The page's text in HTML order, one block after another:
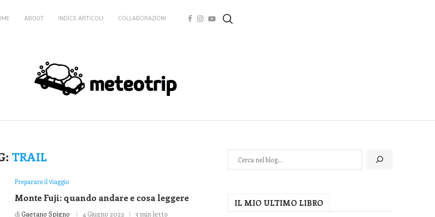
ABOUT INDICE ARTICOLI COLLABORAZIONI
TRAIL
Preparare il viaggio
Monte Fuji: quando andare e cosa leggere
diGaetano Spigno 4 Giugno 2022 3 min letto
IL MIO ULTIMO LIBRO